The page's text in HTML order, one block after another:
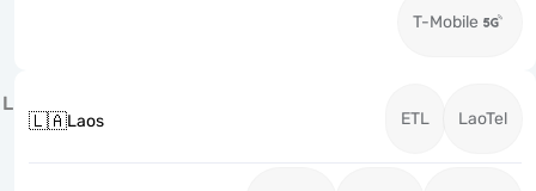
T-Mobile
L
🇱🇦Laos ETL LaoTel